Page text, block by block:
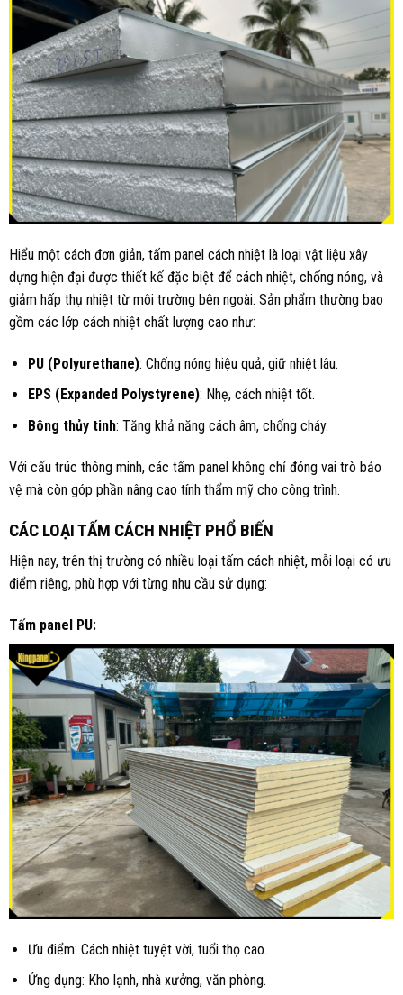
Hiểu một cách đơn giản, tấm panel cách nhiệt là loại vật liệu xây
dựng hiện đại được thiết kế đặc biệt để cách nhiệt, chống nóng, và
giảm hấp thụ nhiệt từ môi trường bên ngoài. Sản phẩm thường bao
gồm các lớp cách nhiệt chất lượng cao như:
PU (Polyurethane): Chống nóng hiệu quả, giữ nhiệt lâu.
EPS (Expanded Polystyrene): Nhẹ, cách nhiệt tốt.
Bông thủy tinh: Tăng khả năng cách âm, chống cháy.
Với cấu trúc thông minh, các tấm panel không chỉ đóng vai trò bảo
vệ mà còn góp phần nâng cao tính thẩm mỹ cho công trình.
CÁC LOẠI TẤM CÁCH NHIỆT PHỔ BIẾN
Hiện nay, trên thị trường có nhiều loại tấm cách nhiệt, mỗi loại có ưu
điểm riêng, phù hợp với từng nhu cầu sử dụng:
Tấm panel PU:
Ưu điểm: Cách nhiệt tuyệt vời, tuổi thọ cao.
Ứng dụng: Kho lạnh, nhà xưởng, văn phòng.